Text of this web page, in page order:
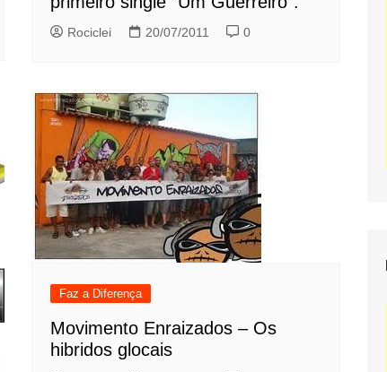
Rociclei 20/07/2011 0
Faz a Diferença
Movimento Enraizados – Os
hibridos glocais